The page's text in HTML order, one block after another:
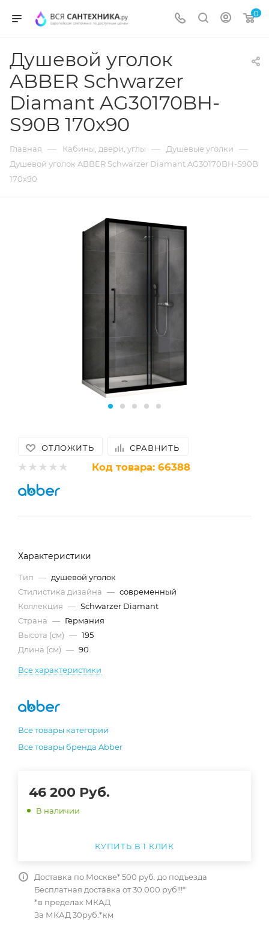
0
Душевой уголок
ABBER Schwarzer
Diamant AG30170BH-
S90B 170x90
Главная — Кабины, двери, углы — Душевые уголки —
Душевой уголок ABBER Schwarzer Diamant AG30170BH-S90B
170x90
ОТЛОЖИТЬ СРАВНИТЬ
Код товара: 66388
Характеристики
Тип — душевой уголок
Стилистика дизайна — современный
Коллекция — Schwarzer Diamant
Страна — Германия
Высота (см) — 195
Длина (см) — 90
Все характеристики
Все товары категории
Все товары бренда Abber
46 200 Руб.
В наличии
КУПИТЬ В 1 КЛИК
Доставка по Москве* 500 руб. до подъезда
Бесплатная доставка от 30.000 руб!!!*
*в пределах МКАД
За МКАД 30руб.*км